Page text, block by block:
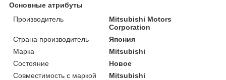
Основные атрибуты
Производитель
Mitsubishi Motors
Corporation
Страна производитель
Япония
Марка
Mitsubishi
Состояние
Новое
Совместимость с маркой
Mitsubishi